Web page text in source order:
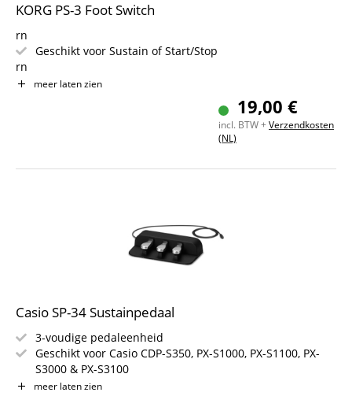
KORG PS-3 Foot Switch
rn
Geschikt voor Sustain of Start/Stop
rn
Ideaal voor sequencer, harddiskrecorder, arpeggiator,
meer laten zien
19,00 €
incl. BTW +Verzendkosten
(NL)
Casio SP-34 Sustainpedaal
3-voudige pedaleenheid
Geschikt voor Casio CDP-S350, PX-S1000, PX-S1100, PX-
S3000 & PX-S3100
Kleur: Zwart
meer laten zien